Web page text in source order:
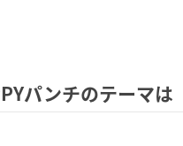
パンチのテーマは